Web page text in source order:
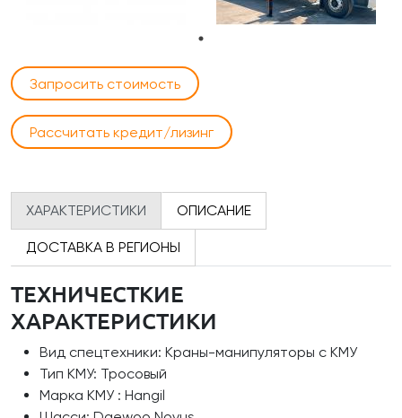
Запросить стоимость
Рассчитать кредит/лизинг
ХАРАКТЕРИСТИКИ ОПИСАНИЕ
ДОСТАВКА В РЕГИОНЫ
ТЕХНИЧЕСТКИЕ
ХАРАКТЕРИСТИКИ
Вид спецтехники: Краны-манипуляторы с КМУ
Тип КМУ: Тросовый
Марка КМУ : Hangil